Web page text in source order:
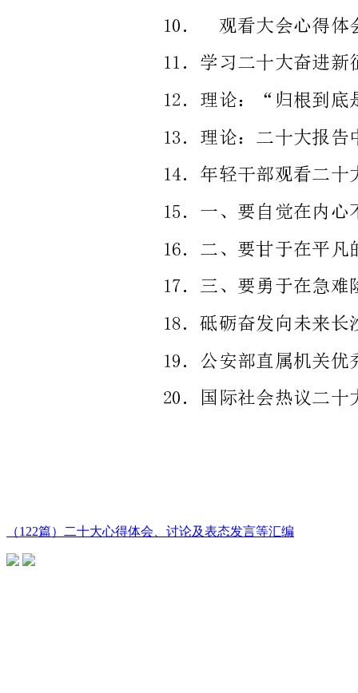
（122篇）二十大心得体会、讨论及表态发言等汇编